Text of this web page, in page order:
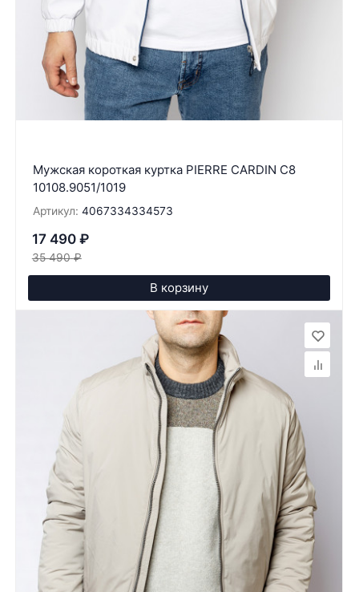
Мужская короткая куртка PIERRE CARDIN C8
10108.9051/1019
Артикул: 4067334334573
17 490 ₽
35 490 ₽
В корзину